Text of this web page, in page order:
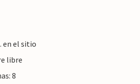
en el sitio
libre
8